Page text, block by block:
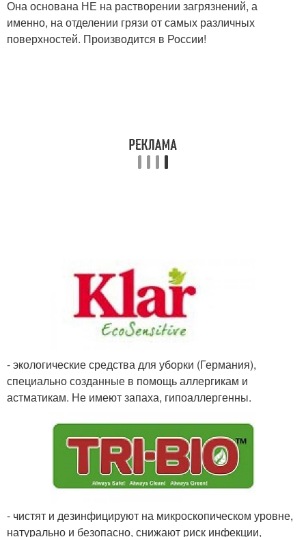
Она основана НЕ на растворении загрязнений, а
именно, на отделении грязи от самых различных
поверхностей. Производится в России!
- экологические средства для уборки (Германия),
специально созданные в помощь аллергикам и
астматикам. Не имеют запаха, гипоаллергенны.
- чистят и дезинфицируют на микроскопическом уровне,
натурально и безопасно, снижают риск инфекции,